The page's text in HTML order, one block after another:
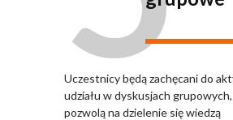
Uczestnicy będą zachęcani do
udziału w dyskusjach
pozwolą na dzielenie się wiedzą